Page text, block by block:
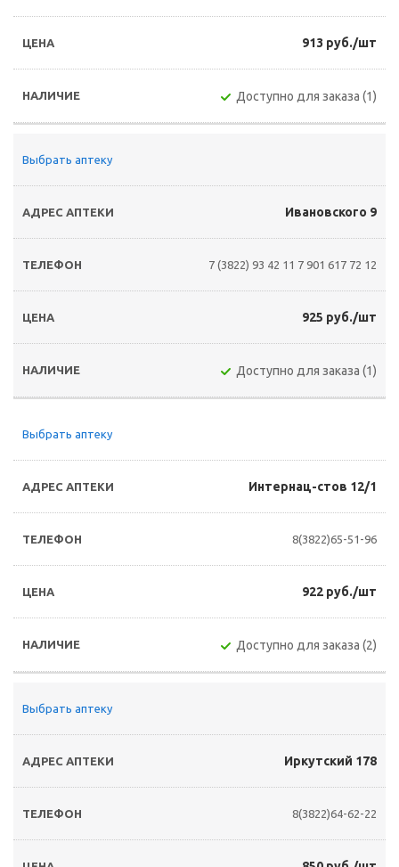
913 руб./шт
Доступно для заказа (1)
Выбрать аптеку
Ивановского 9
7 (3822) 93 42 11 7 901 617 72 12
925 руб./шт
Доступно для заказа (1)
Выбрать аптеку
Интернац-стов 12/1
8(3822)65-51-96
922 руб./шт
Доступно для заказа (2)
Выбрать аптеку
Иркутский 178
8(3822)64-62-22